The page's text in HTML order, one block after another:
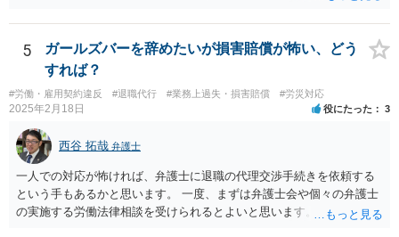
5
ガールズバーを辞めたいが損害賠償が怖い、どう
すれば？
#労働・雇用契約違反 #退職代行 #業務上過失・損害賠償 #労災対応
2025年2月18日 役にたった 3
西谷 拓哉 弁護士
一人での対応が怖ければ、弁護士に退職の代理交渉手続きを依頼する
という手もあるかと思います。 一度、まずは弁護士会や個々の弁護士
の実施する労働法律相談を受けられるとよいと思います。